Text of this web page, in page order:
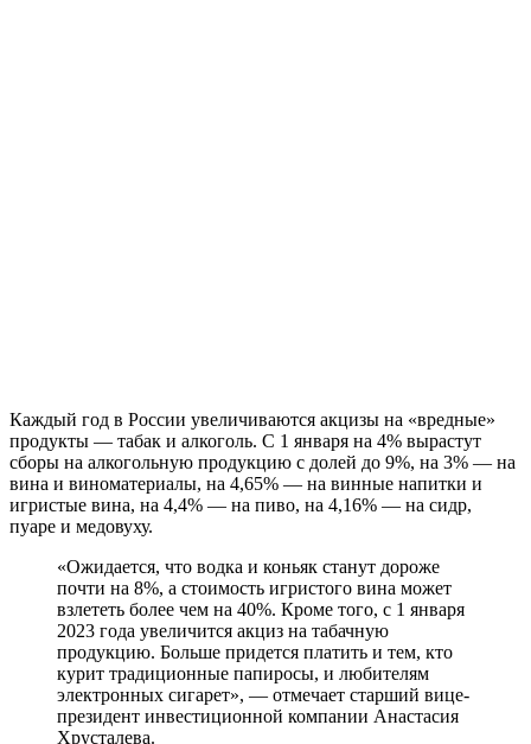
Каждый год в России увеличиваются акцизы на «вредные»
продукты — табак и алкоголь. С 1 января на 4% вырастут
сборы на алкогольную продукцию с долей до 9%, на 3% — на
вина и виноматериалы, на 4,65% — на винные напитки и
игристые вина, на 4,4% — на пиво, на 4,16% — на сидр,
пуаре и медовуху.
«Ожидается, что водка и коньяк станут дороже
почти на 8%, а стоимость игристого вина может
взлететь более чем на 40%. Кроме того, с 1 января
2023 года увеличится акциз на табачную
продукцию. Больше придется платить и тем, кто
курит традиционные папиросы, и любителям
электронных сигарет», — отмечает старший вице-
президент инвестиционной компании Анастасия
Хрусталева.